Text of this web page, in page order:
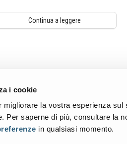
i cookie
migliorare la vostra esperienza
Per saperne di più, consultare la
in qualsiasi momento.
Continua a leggere